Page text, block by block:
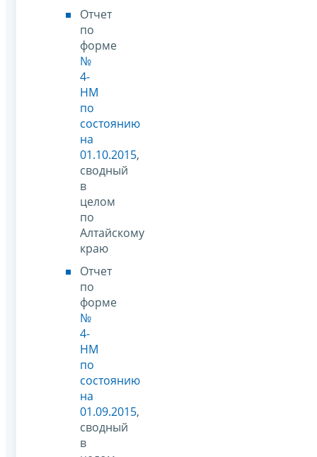
Отчет
по
форме
№
4-
НМ
по
состоянию
на
01.10.2015,
сводный
в
целом
по
Алтайскому
краю
Отчет
по
форме
№
4-
НМ
по
состоянию
на
01.09.2015,
сводный
в